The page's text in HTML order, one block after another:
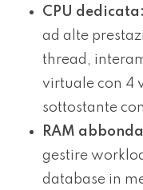
CPU dedicata:
ad alte
thread,
virtuale con 4
sottostante
RAM
gestire
database in